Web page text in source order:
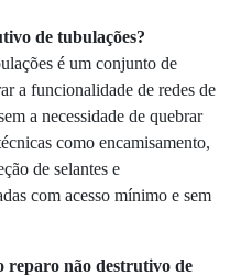
de tubulações?
é um conjunto de
a funcionalidade de redes de
a necessidade de quebrar
como encamisamento,
de selantes e
com acesso mínimo e sem
reparo não destrutivo de